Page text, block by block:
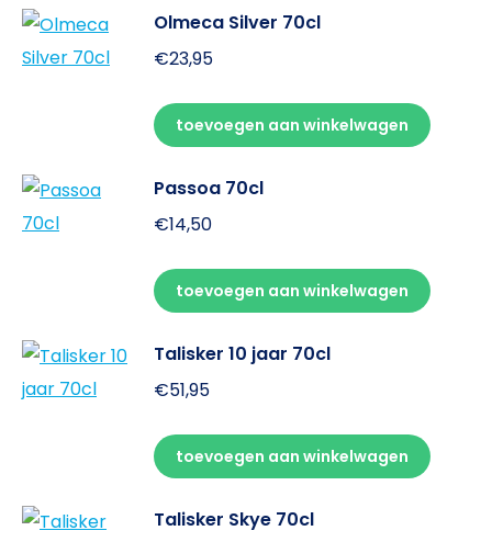
Olmeca Silver 70cl
€23,95
toevoegen aan winkelwagen
Passoa 70cl
€14,50
toevoegen aan winkelwagen
Talisker 10 jaar 70cl
€51,95
toevoegen aan winkelwagen
Talisker Skye 70cl